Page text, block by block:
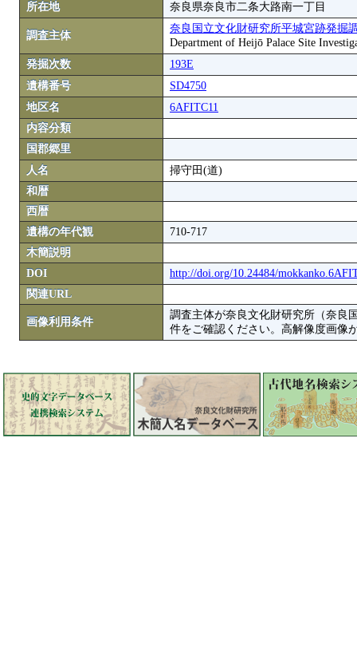
所在地
奈良県奈良市二条大路南一丁目
調査主体
奈良国立文化財研究所平城宮跡発掘
Department of Heijō Palace Site
発掘次数
193E
遺構番号
SD4750
地区名
6AFITC11
内容分類
国郡郷里
人名
掃守田(道)
和暦
西暦
遺構の年代観
710-717
木簡説明
DOI
http://doi.org/10.24484/
関連URL
画像利用条件
調査主体が奈良文化財研究所（奈良
件をご確認ください。高解像度画像